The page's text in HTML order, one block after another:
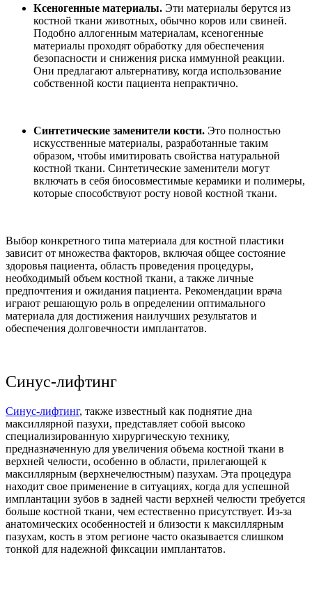
Ксеногенные материалы. Эти материалы берутся из
костной ткани животных, обычно коров или свиней.
Подобно аллогенным материалам, ксеногенные
материалы проходят обработку для обеспечения
безопасности и снижения риска иммунной реакции.
Они предлагают альтернативу, когда использование
собственной кости пациента непрактично.
Синтетические заменители кости. Это полностью
искусственные материалы, разработанные таким
образом, чтобы имитировать свойства натуральной
костной ткани. Синтетические заменители могут
включать в себя биосовместимые керамики и полимеры,
которые способствуют росту новой костной ткани.
Выбор конкретного типа материала для костной пластики
зависит от множества факторов, включая общее состояние
здоровья пациента, область проведения процедуры,
необходимый объем костной ткани, а также личные
предпочтения и ожидания пациента. Рекомендации врача
играют решающую роль в определении оптимального
материала для достижения наилучших результатов и
обеспечения долговечности имплантатов.
Синус-лифтинг
Синус-лифтинг, также известный как поднятие дна
максиллярной пазухи, представляет собой высоко
специализированную хирургическую технику,
предназначенную для увеличения объема костной ткани в
верхней челюсти, особенно в области, прилегающей к
максиллярным (верхнечелюстным) пазухам. Эта процедура
находит свое применение в ситуациях, когда для успешной
имплантации зубов в задней части верхней челюсти требуется
больше костной ткани, чем естественно присутствует. Из-за
анатомических особенностей и близости к максиллярным
пазухам, кость в этом регионе часто оказывается слишком
тонкой для надежной фиксации имплантатов.